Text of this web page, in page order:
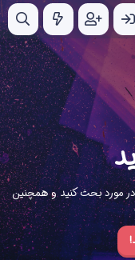
در مورد بحث کنید و همچنین